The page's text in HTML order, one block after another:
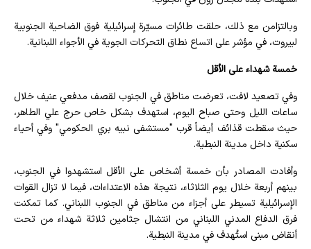
وبالتزامن مع ذلك، حلقت طائرات مسيّرة إسرائيلية فوق الضاحية الجنوبية
لبيروت، في مؤشر على اتساع نطاق التحركات الجوية في الأجواء اللبنانية.
خمسة شهداء على الأقل
وفي تصعيد لافت، تعرضت مناطق في الجنوب لقصف مدفعي عنيف خلال
ساعات الليل وحتى صباح اليوم، استهدف بشكل خاص حرج علي الطاهر،
حيث سقطت قذائف أيضاً قرب "مستشفى نبيه بري الحكومي" وفي أحياء
سكنية داخل مدينة النبطية.
وأفادت المصادر بأن خمسة أشخاص على الأقل استشهدوا في الجنوب،
بينهم أربعة خلال يوم الثلاثاء، نتيجة هذه الاعتداءات، فيما لا تزال القوات
الإسرائيلية تسيطر على أجزاء من مناطق في الجنوب اللبناني. كما تمكنت
فرق الدفاع المدني اللبناني من انتشال جثامين ثلاثة شهداء من تحت
أنقاض مبنى استُهدف في مدينة النبطية.